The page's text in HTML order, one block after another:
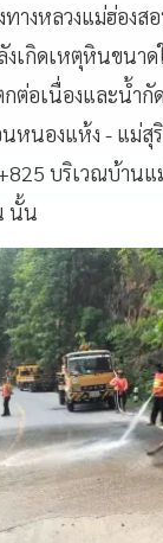
างหลวงแม่ฮ่องส
เกิดเหตุหินขนา
ต่อเนื่องและน้ำกั
หนองแห้ง - แม่สุ
บริเวณบ้านแ
นั้น